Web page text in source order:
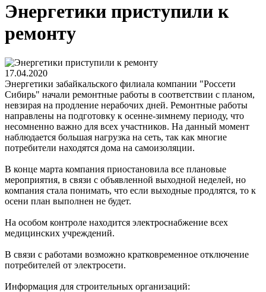
Энергетики приступили к
ремонту
17.04.2020
Энергетики забайкальского филиала компании "Россети
Сибирь" начали ремонтные работы в соответствии с планом,
невзирая на продление нерабочих дней. Ремонтные работы
направлены на подготовку к осенне-зимнему периоду, что
несомненно важно для всех участников. На данный момент
наблюдается большая нагрузка на сеть, так как многие
потребители находятся дома на самоизоляции.
В конце марта компания приостановила все плановые
мероприятия, в связи с объявленной выходной неделей, но
компания стала понимать, что если выходные продлятся, то к
осени план выполнен не будет.
На особом контроле находится электроснабжение всех
медицинских учреждений.
В связи с работами возможно кратковременное отключение
потребителей от электросети.
Информация для строительных организаций: